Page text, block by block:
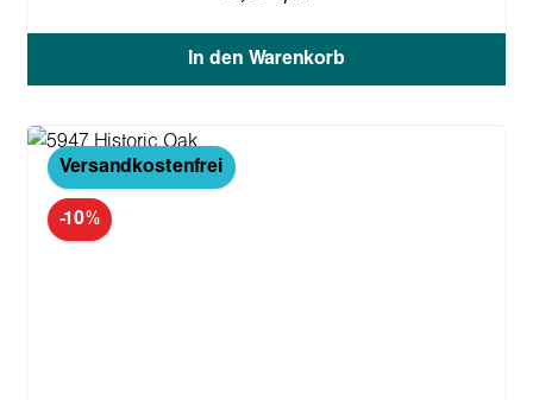
In den Warenkorb
Versandkostenfrei
-10%